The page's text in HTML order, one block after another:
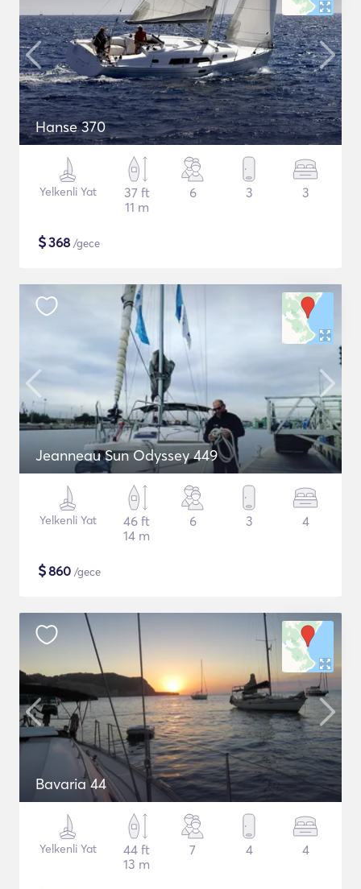
Hanse 370
Yelkenli Yat
37 ft
11 m
6 3 3
$368 /gece
Jeanneau Sun Odyssey 449
Yelkenli Yat
46 ft
14 m
6 3 4
$860 /gece
Bavaria 44
Yelkenli Yat
44 ft
13 m
7 4 4